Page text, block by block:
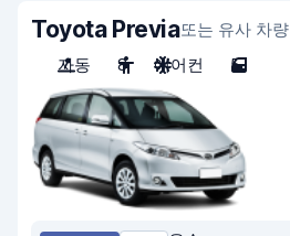
Toyota Previa또는 유사 차량
자동
8 에어컨 5